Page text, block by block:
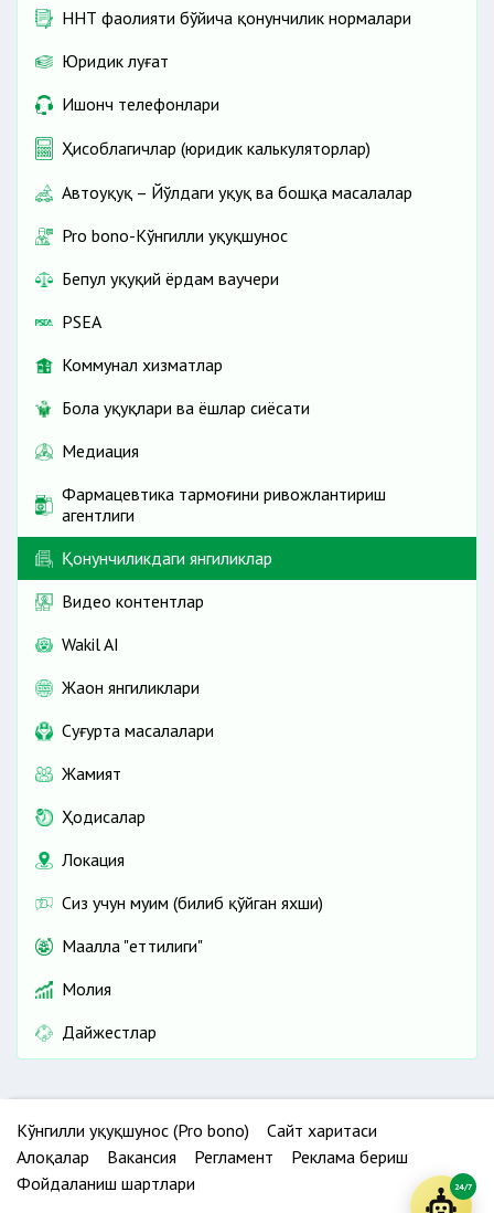
ННТ фаолияти бўйича қонунчилик нормалари
Юридик луғат
Ишонч телефонлари
Ҳисоблагичлар (юридик калькуляторлар)
Автоҳуқуқ – Йўлдаги ҳуқуқ ва бошқа масалалар
Pro bono-Кўнгилли ҳуқуқшунос
Бепул ҳуқуқий ёрдам ваучери
PSEA
Коммунал хизматлар
Бола ҳуқуқлари ва ёшлар сиёсати
Медиация
Фармацевтика тармоғини ривожлантириш
агентлиги
Қонунчиликдаги янгиликлар
Видео контентлар
Wakil AI
Жаҳон янгиликлари
Cуғурта масалалари
Жамият
Ҳодисалар
Локация
Сиз учун муҳим (билиб қўйган яхши)
Маҳалла "еттилиги"
Молия
Дайжестлар
Кўнгилли ҳуқуқшунос (Pro bono)
Сайт харитаси
Алоқалар
Вакансия Регламент
Реклама бериш
Фойдаланиш шартлари
24/7